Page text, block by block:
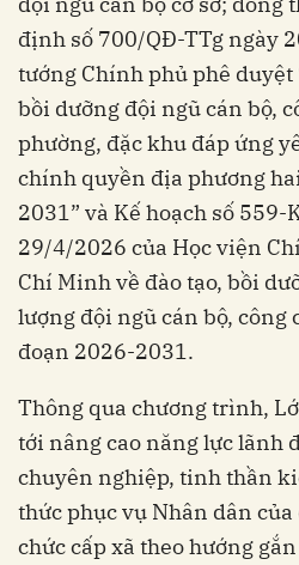
định số 700/QĐ-TTg ngày
tướng Chính phủ phê duyệt
bồi dưỡng đội ngũ cán bộ,
phường, đặc khu đáp ứng
chính quyền địa phương
2031” và Kế hoạch số 559-
29/4/2026 của Học viện
Chí Minh về đào tạo, bồi
lượng đội ngũ cán bộ, công
đoạn 2026-2031.
Thông qua chương trình,
tới nâng cao năng lực lãnh
chuyên nghiệp, tinh thần
thức phục vụ Nhân dân
chức cấp xã theo hướng